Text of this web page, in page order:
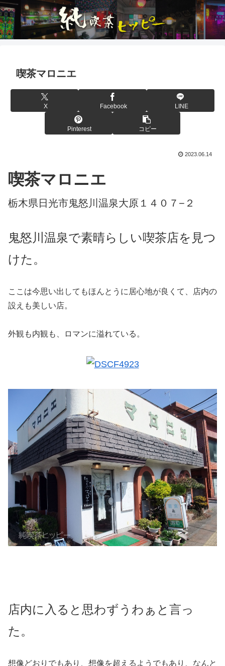
喫茶マロニエ
X Facebook LINE
Pinterest コピー
2023.06.14
喫茶マロニエ
栃木県日光市鬼怒川温泉大原１４０７−２
鬼怒川温泉で素晴らしい喫茶店を見つ
けた。
ここは今思い出してもほんとうに居心地が良くて、店内の
設えも美しい店。
外観も内観も、ロマンに溢れている。
店内に入ると思わずうわぁと言っ
た。
想像どおりでもあり、想像を超えるようでもあり、なんと